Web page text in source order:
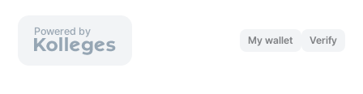
Powered by
My wallet Verify